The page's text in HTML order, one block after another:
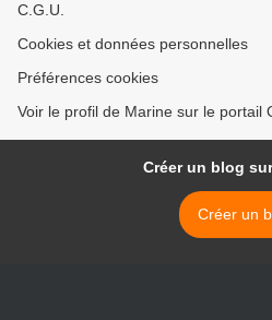
C.G.U.
Cookies et données personnelles
Préférences cookies
Voir le profil de Marine sur le portail
Créer un blog
Créer un